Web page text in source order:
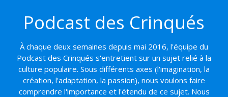
contenu
Podcast des Crinqués
À chaque deux semaines depuis mai 2016, l'équipe du
Podcast des Crinqués s'entretient sur un sujet relié à la
culture populaire. Sous différents axes (l'imagination, la
création, l'adaptation, la passion), nous voulons faire
comprendre l'importance et l'étendu de ce sujet. Nous